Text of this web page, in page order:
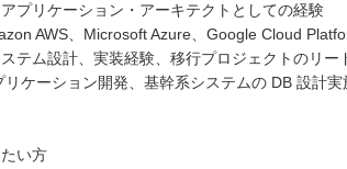
プリケーション・アーキテクトとしての経験
AWS、Microsoft Azure、Google Cloud
テム設計、実装経験、移行プロジェクトのリー
リケーション開発、基幹系システムの DB 設計実
い方